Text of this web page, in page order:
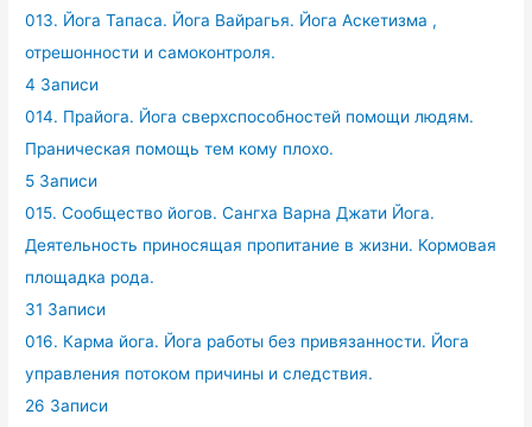
013. Йога Тапаса. Йога Вайрагья. Йога Аскетизма ,
отрешонности и самоконтроля.
4 Записи
014. Прайога. Йога сверхспособностей помощи людям.
Праническая помощь тем кому плохо.
5 Записи
015. Сообщество йогов. Сангха Варна Джати Йога.
Деятельность приносящая пропитание в жизни. Кормовая
площадка рода.
31 Записи
016. Карма йога. Йога работы без привязанности. Йога
управления потоком причины и следствия.
26 Записи